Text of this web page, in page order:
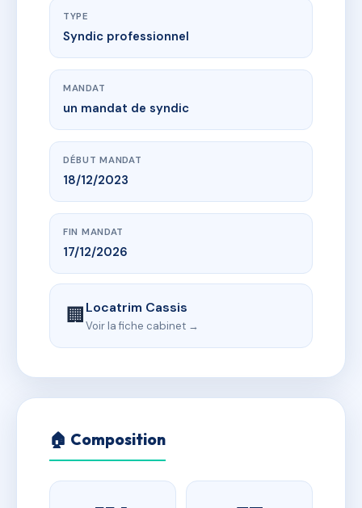
TYPE
Syndic professionnel
MANDAT
un mandat de syndic
DÉBUT MANDAT
18/12/2023
FIN MANDAT
17/12/2026
🏢Locatrim Cassis
Voir la fiche cabinet →
🏠 Composition